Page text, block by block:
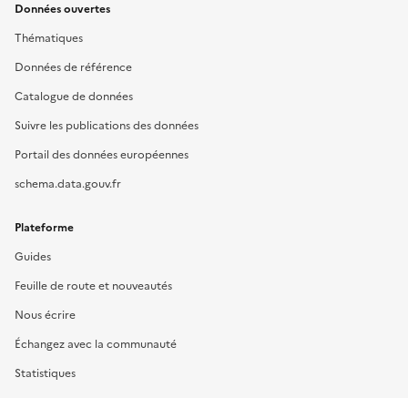
Données ouvertes
Thématiques
Données de référence
Catalogue de données
Suivre les publications des données
Portail des données européennes
schema.data.gouv.fr
Plateforme
Guides
Feuille de route et nouveautés
Nous écrire
Échangez avec la communauté
Statistiques